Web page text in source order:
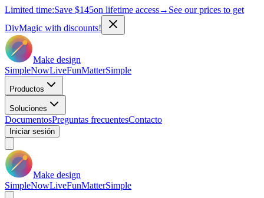
Limited time:Save $145on lifetime access→ See our prices to get
DivMagic with discounts!
Make design
SimpleNowLiveFunMatterSimple
Productos
Soluciones
DocumentosPreguntas frecuentesContacto
Iniciar sesión
Make design
SimpleNowLiveFunMatterSimple